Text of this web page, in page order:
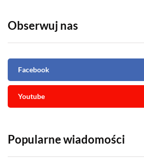
Obserwuj nas
Facebook
Youtube
Popularne wiadomości